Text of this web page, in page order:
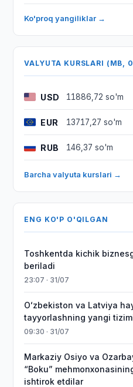
Ko'proq yangiliklar →
VALYUTA KURSLARI (MB,
USD 11886,72 so'm
EUR 13717,27 so'm
RUB 146,37 so'm
Barcha valyuta kurslari →
ENG KO'P O'QILGAN
Toshkentda kichik
beriladi
23:07 · 31/07
Oʻzbekiston va Latviya
tayyorlashning yangi
09:30 · 31/07
Markaziy Osiyo va
“Boku”
ishtirok etdilar